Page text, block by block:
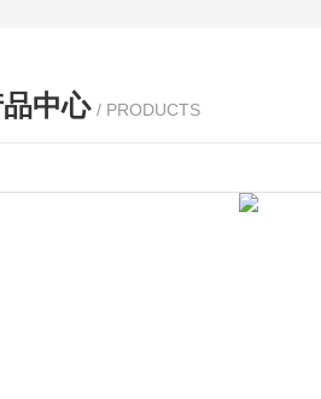
中心 / PRODUCTS